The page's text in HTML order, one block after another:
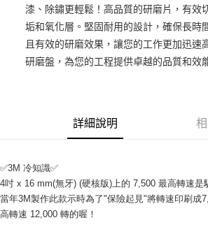
全家取貨付款
每筆NT$60
付款後全家取貨
每筆NT$60
新竹物流(大件商品、貨量較大)
每筆NT$200，滿NT$5,000(含以上)免運費
漆、除鏽更輕鬆！高品質的研磨片，有效
垢和氧化層。堅固耐用的設計，確保長時
且有效的研磨效果，讓您的工作更加迅速
研磨盤，為您的工程提供卓越的品質和效
詳細說明
✅3M 冷知識✅
4吋 x 16 mm(無牙) (硬核版)上的 7,500 最高轉速是
當年3M製作此款示時為了"保險起見"將轉速印刷成
高轉速 12,000 轉的喔！